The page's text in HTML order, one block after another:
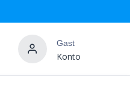
Gast
Konto